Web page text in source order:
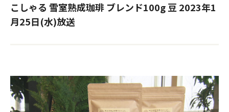
アナウンサー
Announcer
試写会・プレゼント
こしゃる 雪室熟成珈琲 ブレンド100g 豆 2023年1
月25日(水)放送